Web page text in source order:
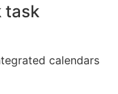
task
calendars